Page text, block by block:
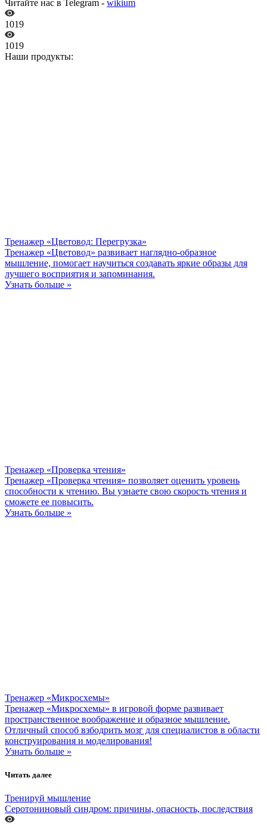
Читайте нас в Telegram - wikium
1019
1019
Наши продукты:
Тренажер «Цветовод: Перегрузка»
Тренажер «Цветовод» развивает наглядно-образное
мышление, помогает научиться создавать яркие образы для
лучшего восприятия и запоминания.
Узнать больше »
Тренажер «Проверка чтения»
Тренажер «Проверка чтения» позволяет оценить уровень
способности к чтению. Вы узнаете свою скорость чтения и
сможете ее повысить.
Узнать больше »
Тренажер «Микросхемы»
Тренажер «Микросхемы» в игровой форме развивает
пространственное воображение и образное мышление.
Отличный способ взбодрить мозг для специалистов в области
конструирования и моделирования!
Узнать больше »
Читать далее
Тренируй мышление
Серотониновый синдром: причины, опасность, последствия